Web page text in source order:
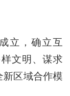
立，确立互
文明、谋求
新区域合作模